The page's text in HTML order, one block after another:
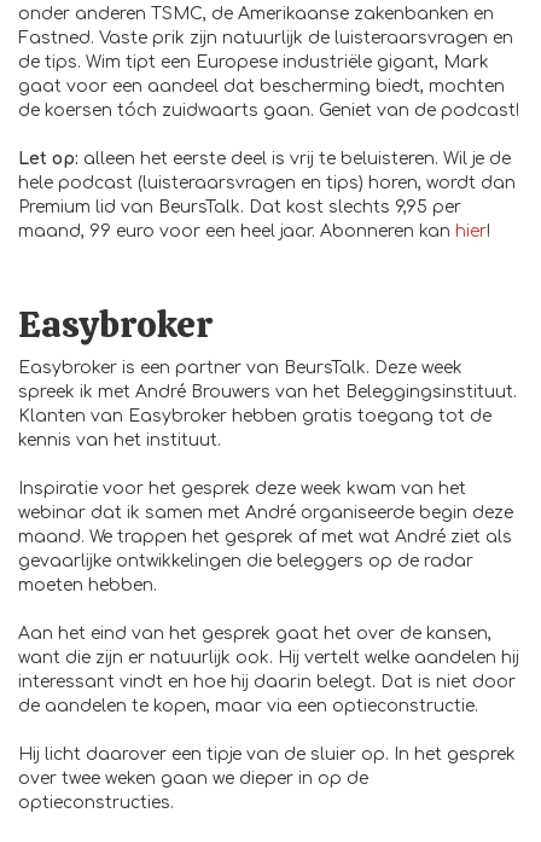
onder anderen TSMC, de Amerikaanse zakenbanken en
Fastned. Vaste prik zijn natuurlijk de luisteraarsvragen en
de tips. Wim tipt een Europese industriële gigant, Mark
gaat voor een aandeel dat bescherming biedt, mochten
de koersen tóch zuidwaarts gaan. Geniet van de podcast!
Let op: alleen het eerste deel is vrij te beluisteren. Wil je de
hele podcast (luisteraarsvragen en tips) horen, wordt dan
Premium lid van BeursTalk. Dat kost slechts 9,95 per
maand, 99 euro voor een heel jaar. Abonneren kan hier!
Easybroker
Easybroker is een partner van BeursTalk. Deze week
spreek ik met André Brouwers van het Beleggingsinstituut.
Klanten van Easybroker hebben gratis toegang tot de
kennis van het instituut.
Inspiratie voor het gesprek deze week kwam van het
webinar dat ik samen met André organiseerde begin deze
maand. We trappen het gesprek af met wat André ziet als
gevaarlijke ontwikkelingen die beleggers op de radar
moeten hebben.
Aan het eind van het gesprek gaat het over de kansen,
want die zijn er natuurlijk ook. Hij vertelt welke aandelen hij
interessant vindt en hoe hij daarin belegt. Dat is niet door
de aandelen te kopen, maar via een optieconstructie.
Hij licht daarover een tipje van de sluier op. In het gesprek
over twee weken gaan we dieper in op de
optieconstructies.